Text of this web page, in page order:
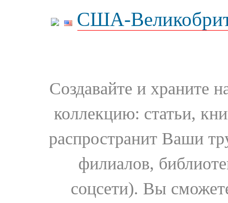
США-
Создавайте и храните
коллекцию: статьи,
распространит Ваши
филиалов,
соцсети). Вы